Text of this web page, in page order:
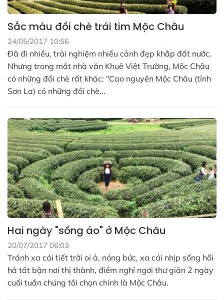
Sắc màu đồi chè trái tim Mộc Châu
24/05/2017 10:56
Đã đi nhiều, trải nghiệm nhiều cảnh đẹp khắp đất nước.
Nhưng trong mắt nhà văn Khuê Việt Trường, Mộc Châu
có những đồi chè rất khác: "Cao nguyên Mộc Châu (tỉnh
Sơn La) có những đồi chè...
Hai ngày "sống ảo" ở Mộc Châu
20/07/2017 06:03
Tránh xa cái tiết trời oi ả, nóng bức, xa cái nhịp sống hổi
hả tất bận nơi thị thành, điểm nghỉ ngơi thư giãn 2 ngày
cuối tuần chúng tôi chọn chính là Mộc Châu.